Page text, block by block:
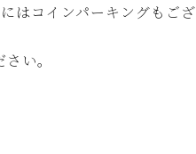
はコインパーキングもござ
い。